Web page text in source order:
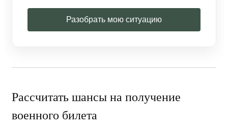
Разобрать мою ситуацию
Рассчитать шансы на получение
военного билета